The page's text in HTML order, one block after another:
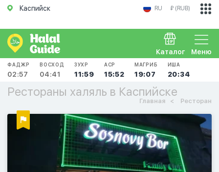
Каспийск RU ₽ (RUB)
Меню
Каталог
ФАДЖР
02:57
ВОСХОД
04:41
ЗУХР
11:59
АСР
15:52
МАГРИБ
19:07
ИША
20:34
Рестораны халяль в Каспийске
Главная Ресторан